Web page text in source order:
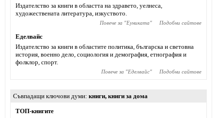
Издателство за книги в областта на здравето, уелнеса,
художествената литература, изкуството.
Повече за "Еуниката" Подобни сайтове
Еделвайс
Издателство за книги в областите политика, българска и световна
история, военно дело, социология и демография, етнография и
фолклор, спорт.
Повече за "Еделвайс" Подобни сайтове
Съвпадащи ключови думи книги, книги за дома
ТОП-книгите